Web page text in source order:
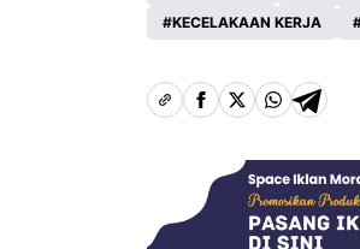
KECELAKAAN KERJA